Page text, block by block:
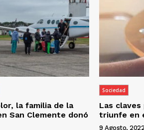
la familia de la
San Clemente donó
Sociedad
Las
triunfe en
9 Agosto, 2022